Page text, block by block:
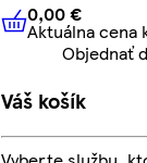
0,00 €
0,00 €
Aktuálna cena
Objednať
Váš košík